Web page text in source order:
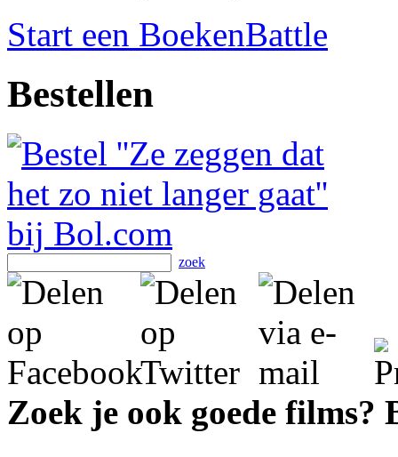
Start een BoekenBattle
Bestellen
zoek
Zoek je ook goede films?